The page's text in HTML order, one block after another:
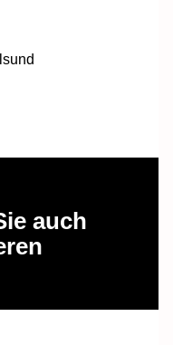
auch